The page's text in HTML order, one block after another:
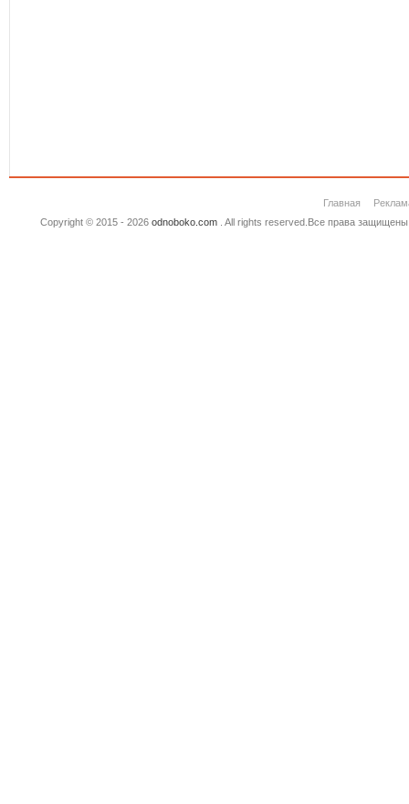
Главная
Copyright © 2015 - 2026 odnoboko.com. All rights reserved.Все права защищены.